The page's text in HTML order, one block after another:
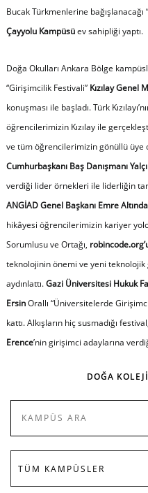
Bucak Türkmenlerine bağışlanacağı
Çayyolu Kampüsüev sahipliği yaptı.
Doğa Okulları Ankara Bölge
“Girişimcilik Festivali” Kızılay Genel
konuşması ile başladı. Türk
öğrencilerimizin Kızılay ile
ve tüm öğrencilerimizin gönüllü üye
Cumhurbaşkanı Baş Danışmanı
verdiği lider örnekleri ile liderliğin
ANGİAD Genel Başkanı Emre
hikâyesi öğrencilerimizin kariyer
Sorumlusu ve Ortağı,
teknolojinin önemi ve yeni
aydınlattı.Gazi Üniversitesi Hukuk
ErsinOrallı “Üniversitelerde
kattı. Alkışların hiç susmadığı festival,
Erence’nin girişimci adaylarına
DOĞA